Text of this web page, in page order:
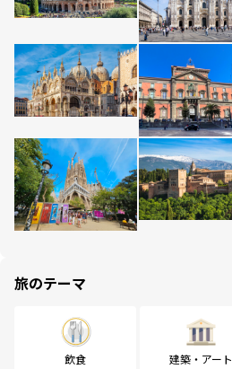
旅のテーマ
飲食 建築・アート